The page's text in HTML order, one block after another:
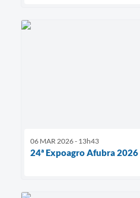
06 MAR 2026 - 13h43
24ª Expoagro Afubra 2026